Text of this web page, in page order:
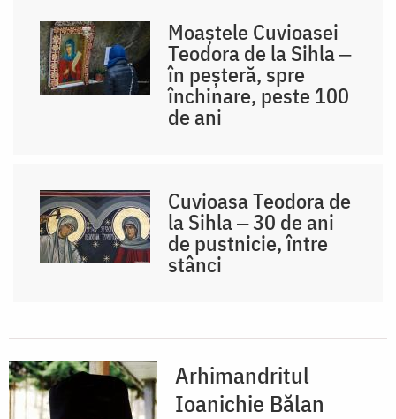
Moaștele Cuvioasei
Teodora de la Sihla ‒
în peșteră, spre
închinare, peste 100
de ani
Cuvioasa Teodora de
la Sihla ‒ 30 de ani
de pustnicie, între
stânci
Arhimandritul
Ioanichie Bălan